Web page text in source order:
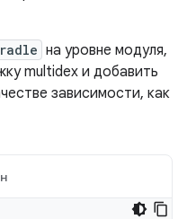
на уровне модуля,
multidex и добавить
зависимости, как